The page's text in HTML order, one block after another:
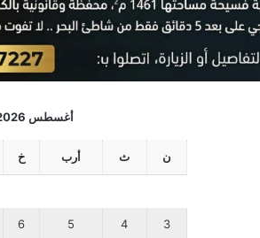
أغسطس 2026
ن ث أرب خ
3
4
5
6